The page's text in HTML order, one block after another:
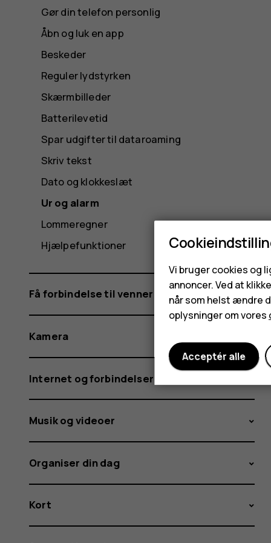
Gør din telefon personlig
Åbn og luk en app
Beskeder
Reguler lydstyrken
Skærmbilleder
Batterilevetid
Spar udgifter til dataroaming
Skriv tekst
Dato og klokkeslæt
Ur og alarm
Lommeregner
Hjælpefunktioner
Få forbindelse til venner og familie
Kamera
Internet og forbindelser
Musik og videoer
Organiser din dag
Kort
Vi bruger cookies og
annoncer. Ved at
når som helst ændre
oplysninger om vores
Acceptér alle